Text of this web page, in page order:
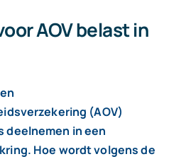
2025
belastingvrij
AOV belast in
(AOV)
deelnemen in een
Hoe wordt volgens de